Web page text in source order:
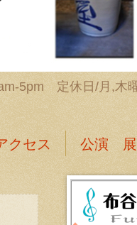
5pm 定休日/月,木
クセス 公演